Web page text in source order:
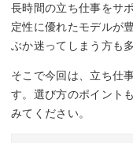
長時間の立ち仕事をサ
定性に優れたモデルが
ぶか迷ってしまう方も
そこで今回は、立ち仕
す。選び方のポイント
みてください。